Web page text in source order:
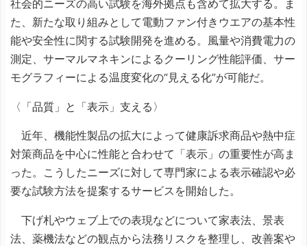
社会的ニーズの高い試験を海外拠点も含めて拡大する。ま
た、新たな取り組みとして電動ファン付きウエアの基本性
能や安全性に関する試験開発を進める。風量や消費電力の
測定、サーマルマネキンによるクーリング性能評価、サー
モグラフィーによる温度変化の“見える化”が可能だ。
〈「品質」と「表示」支える〉
近年、機能性製品の拡大によって健康訴求商品や熱中症
対策商品を中心に性能と合わせて「表示」の重要性が高ま
った。こうしたニーズに対して専門家による表示確認や必
要な試験方法を提案するサービスを開始した。
下げ札やウェブ上での表現などについて家表法、景表
法、薬機法などの観点から法務リスクを整理し、改善案や